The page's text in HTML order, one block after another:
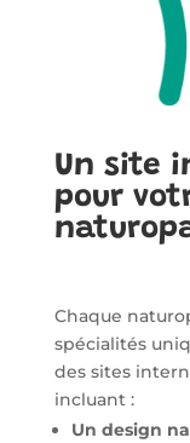
Un site
pour
Chaque
spécialités
des sites
incluant :
Un design